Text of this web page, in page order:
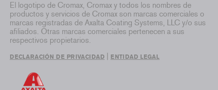
El logotipo de Cromax, Cromax y todos los nombres de
productos y servicios de Cromax son marcas comerciales o
marcas registradas de Axalta Coating Systems, LLC y/o sus
afiliados. Otras marcas comerciales pertenecen a sus
respectivos propietarios.
DECLARACIÓN DE PRIVACIDAD ENTIDAD LEGAL